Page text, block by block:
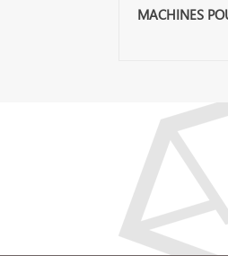
MACHINES